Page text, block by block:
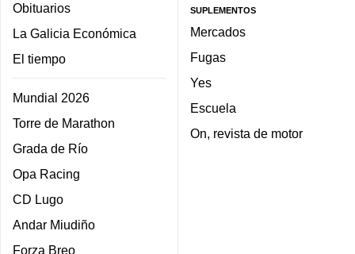
Obituarios
La Galicia Económica
El tiempo
Mundial 2026
Torre de Marathon
Grada de Río
Opa Racing
CD Lugo
Andar Miudiño
Forza Breo
SUPLEMENTOS
Mercados
Fugas
Yes
Escuela
On, revista de motor